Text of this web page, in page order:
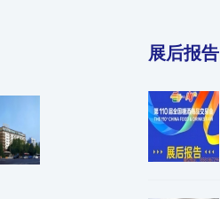
展后报告